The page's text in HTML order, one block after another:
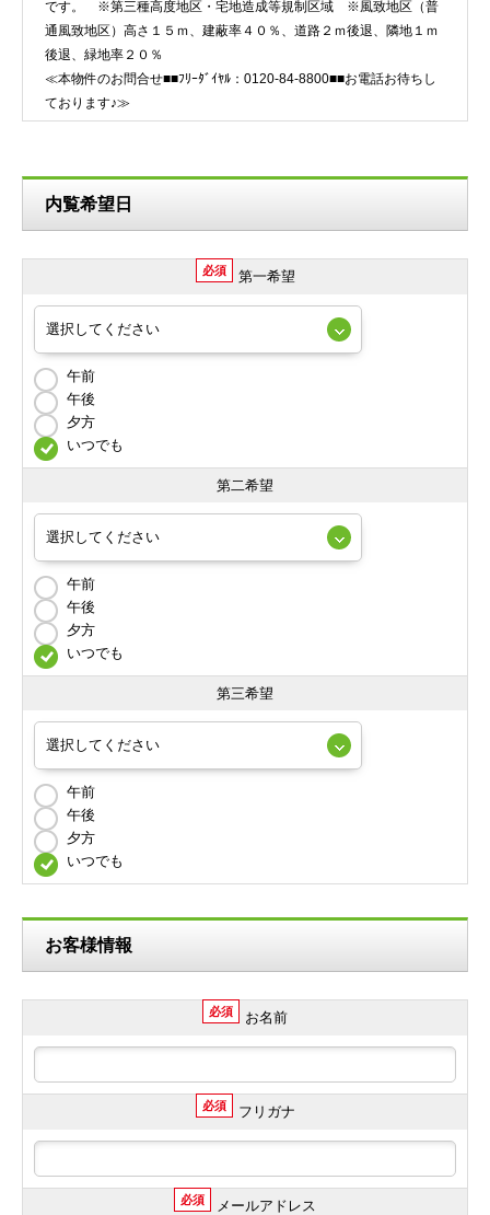
です。 ※第三種高度地区・宅地造成等規制区域 ※風致地区（普
通風致地区）高さ１５ｍ、建蔽率４０％、道路２ｍ後退、隣地１ｍ
後退、緑地率２０％
≪本物件のお問合せ■■ﾌﾘｰﾀﾞｲﾔﾙ：0120-84-8800■■お電話お待ちし
ております♪≫
内覧希望日
必須 第一希望
午前
午後
夕方
いつでも
第二希望
午前
午後
夕方
いつでも
第三希望
午前
午後
夕方
いつでも
お客様情報
必須 お名前
必須 フリガナ
必須 メールアドレス